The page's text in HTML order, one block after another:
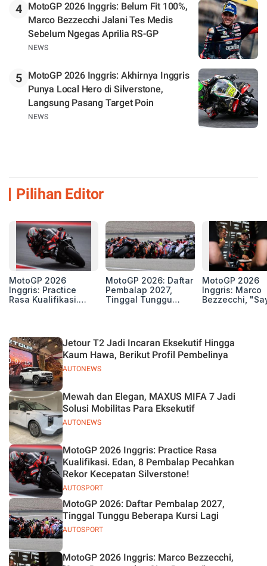
4
MotoGP 2026 Inggris: Belum Fit 100%,
Marco Bezzecchi Jalani Tes Medis
Sebelum Ngegas Aprilia RS-GP
NEWS
5
MotoGP 2026 Inggris: Akhirnya Inggris
Punya Local Hero di Silverstone,
Langsung Pasang Target Poin
NEWS
Pilihan Editor
MotoGP 2026
Inggris: Practice
Rasa Kualifikasi.
Silverstone!
MotoGP 2026: Daftar
Pembalap 2027,
Tinggal Tunggu
MotoGP 2026
Inggris: Marco
Bezzecchi,
AUTONEWS
Jetour T2 Jadi Incaran Eksekutif Hingga
Kaum Hawa, Berikut Profil Pembelinya
AUTONEWS
Mewah dan Elegan, MAXUS MIFA 7 Jadi
Solusi Mobilitas Para Eksekutif
AUTOSPORT
MotoGP 2026 Inggris: Practice Rasa
Kualifikasi. Edan, 8 Pembalap Pecahkan
Rekor Kecepatan Silverstone!
AUTOSPORT
MotoGP 2026: Daftar Pembalap 2027,
Tinggal Tunggu Beberapa Kursi Lagi
MotoGP 2026 Inggris: Marco Bezzecchi,